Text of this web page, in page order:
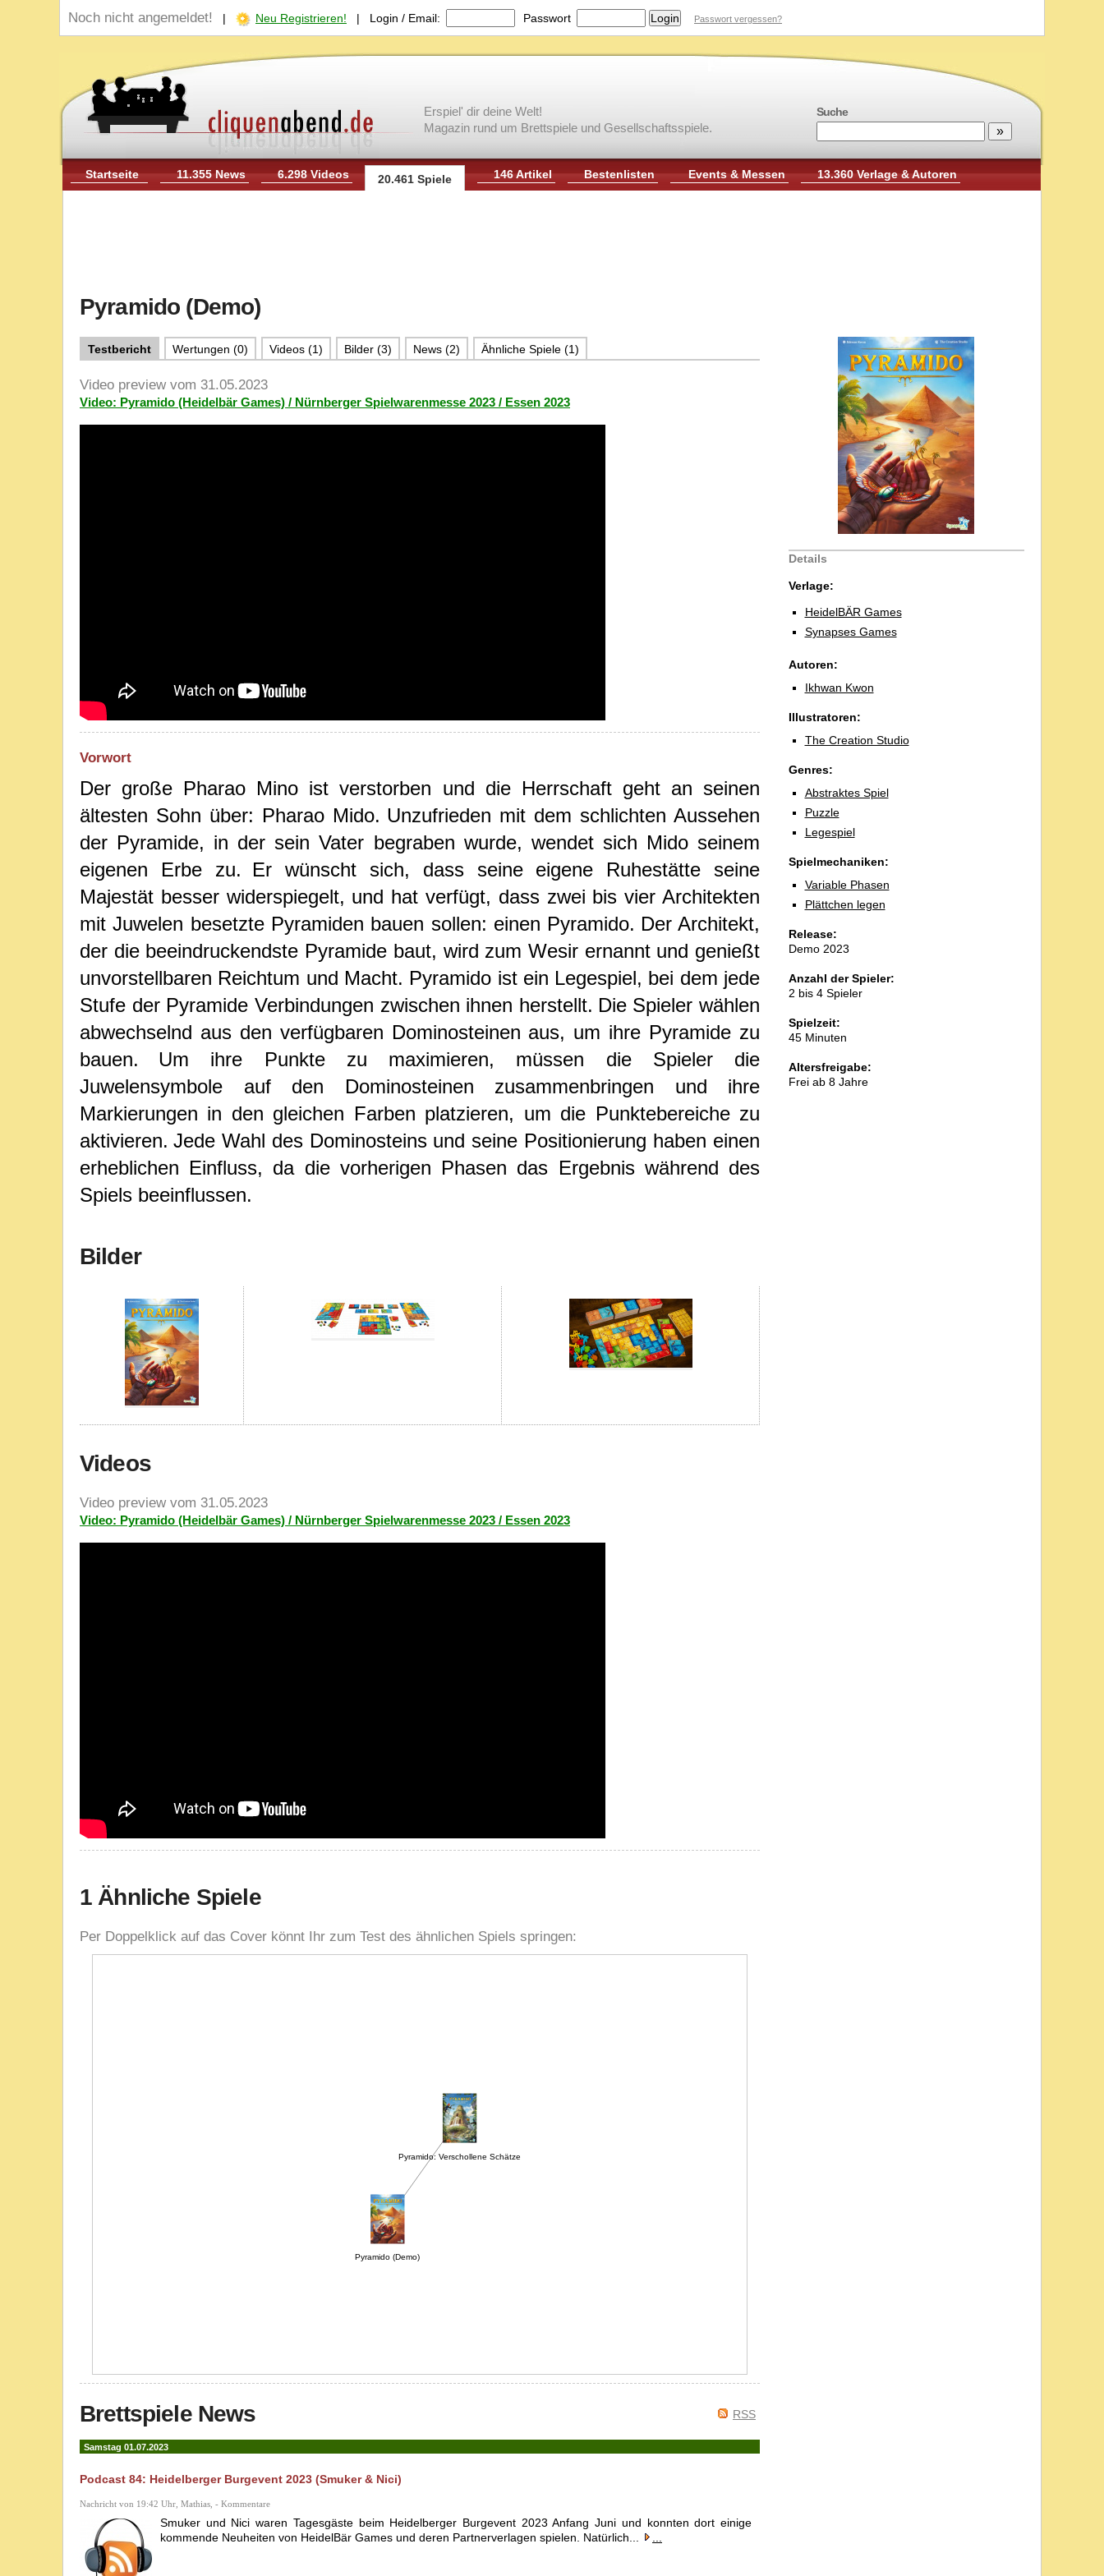
Noch nicht angemeldet! | Neu Registrieren! | Login / Email: Passwort Passwort vergessen?
Suche
Erspiel' dir deine Welt!
Magazin rund um Brettspiele und Gesellschaftsspiele.
Startseite 11.355 News 6.298 Videos 20.461 Spiele 146 Artikel Bestenlisten Events & Messen 13.360 Verlage & Autoren
Pyramido (Demo)
Details
Verlage:
HeidelBÄR Games
Synapses Games
Autoren:
Ikhwan Kwon
Illustratoren:
The Creation Studio
Genres:
Abstraktes Spiel
Puzzle
Legespiel
Spielmechaniken:
Variable Phasen
Plättchen legen
Release:
Demo 2023
Anzahl der Spieler:
2 bis 4 Spieler
Spielzeit:
45 Minuten
Altersfreigabe:
Frei ab 8 Jahre
Testbericht Wertungen (0) Videos (1) Bilder (3) News (2) Ähnliche Spiele (1)
Video preview vom 31.05.2023
Video: Pyramido (Heidelbär Games) / Nürnberger Spielwarenmesse 2023 / Essen 2023
Vorwort
Der große Pharao Mino ist verstorben und die Herrschaft geht an seinen
ältesten Sohn über: Pharao Mido. Unzufrieden mit dem schlichten Aussehen
der Pyramide, in der sein Vater begraben wurde, wendet sich Mido seinem
eigenen Erbe zu.
Er wünscht sich, dass seine eigene Ruhestätte seine
Majestät besser widerspiegelt, und hat verfügt, dass zwei bis vier Architekten
mit Juwelen besetzte Pyramiden bauen sollen: einen Pyramido. Der Architekt,
der die beeindruckendste Pyramide baut, wird zum Wesir ernannt und genießt
unvorstellbaren Reichtum und Macht. Pyramido ist ein Legespiel, bei dem jede
Stufe der Pyramide Verbindungen zwischen ihnen herstellt. Die Spieler wählen
abwechselnd aus den verfügbaren Dominosteinen aus, um ihre Pyramide zu
bauen.
Um ihre Punkte zu maximieren, müssen die Spieler die
Juwelensymbole auf den Dominosteinen zusammenbringen und ihre
Markierungen in den gleichen Farben platzieren, um die Punktebereiche zu
aktivieren. Jede Wahl des Dominosteins und seine Positionierung haben einen
erheblichen Einfluss, da die vorherigen Phasen das Ergebnis während des
Spiels beeinflussen.
Bilder
Videos
Video preview vom 31.05.2023
Video: Pyramido (Heidelbär Games) / Nürnberger Spielwarenmesse 2023 / Essen 2023
1 Ähnliche Spiele
Per Doppelklick auf das Cover könnt Ihr zum Test des ähnlichen Spiels springen:
Pyramido (Demo)
Pyramido: Verschollene Schätze
RSS
Brettspiele News
Samstag 01.07.2023
Podcast 84: Heidelberger Burgevent 2023 (Smuker & Nici)
Nachricht von 19:42 Uhr, Mathias, - Kommentare
Smuker und Nici waren Tagesgäste beim Heidelberger Burgevent 2023 Anfang Juni und konnten dort einige
kommende Neuheiten von HeidelBär Games und deren Partnerverlagen spielen. Natürlich...